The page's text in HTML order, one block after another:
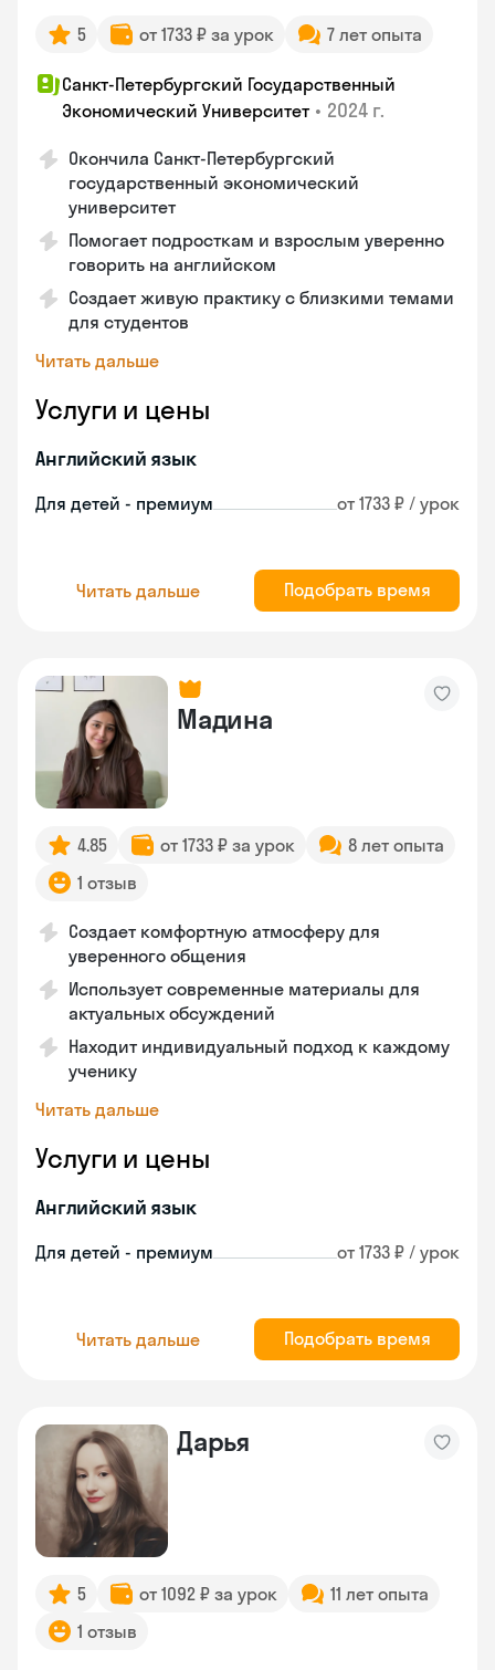
5 от 1733 ₽ за урок 7 лет опыта
Санкт-Петербургский Государственный
Экономический Университет • 2024 г.
Окончила Санкт-Петербургский
государственный экономический
университет
Помогает подросткам и взрослым уверенно
говорить на английском
Создает живую практику с близкими темами
для студентов
Читать дальше
Услуги и цены
Английский язык
Для детей - премиум от 1733 ₽ / урок
Читать дальше Подобрать время
Мадина
4.85 от 1733 ₽ за урок
8 лет опыта
1 отзыв
Создает комфортную атмосферу для
уверенного общения
Использует современные материалы для
актуальных обсуждений
Находит индивидуальный подход к каждому
ученику
Читать дальше
Услуги и цены
Английский язык
Для детей - премиум от 1733 ₽ / урок
Читать дальше Подобрать время
Дарья
5 от 1092 ₽ за урок
11 лет опыта
1 отзыв